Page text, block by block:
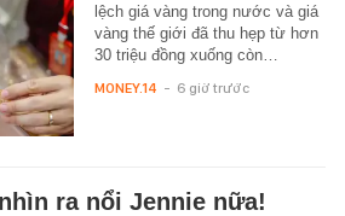
lệch giá vàng trong nước và giá
vàng thế giới đã thu hẹp từ hơn
30 triệu đồng xuống còn…
MONEY.14 - 6 giờ trước
ra nổi Jennie nữa!